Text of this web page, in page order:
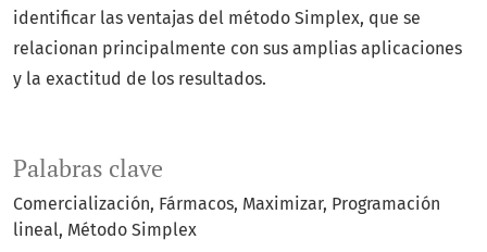
Palabras clave
Comercialización Fármacos Maximizar Programación
lineal Método Simplex
identificar las ventajas del método Simplex, que se
relacionan principalmente con sus amplias aplicaciones
y la exactitud de los resultados.